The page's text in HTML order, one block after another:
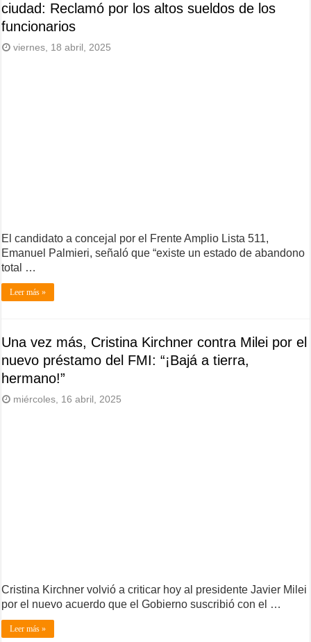
ciudad: Reclamó por los altos sueldos de los
funcionarios
viernes, 18 abril, 2025
El candidato a concejal por el Frente Amplio Lista 511,
Emanuel Palmieri, señaló que “existe un estado de abandono
total …
Leer más »
Una vez más, Cristina Kirchner contra Milei por el
nuevo préstamo del FMI: “¡Bajá a tierra,
hermano!”
miércoles, 16 abril, 2025
Cristina Kirchner volvió a criticar hoy al presidente Javier Milei
por el nuevo acuerdo que el Gobierno suscribió con el …
Leer más »